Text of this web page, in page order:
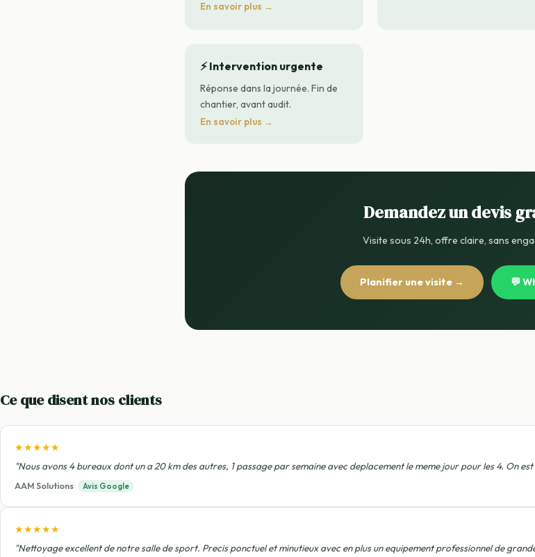
En savoir plus →
⚡ Intervention urgente
Réponse dans la journée. Fin de
chantier, avant audit.
En savoir plus →
Demandez un devis
Visite sous 24h, offre claire, sans
Planifier une visite → 💬
Ce que disent nos clients
★★★★★
"Nous avons 4 bureaux dont un a 20 km des autres, 1 passage par semaine avec deplacement le meme jour pour les 4. On
AAM Solutions Avis Google
★★★★★
"Nettoyage excellent de notre salle de sport. Precis ponctuel et minutieux avec en plus un equipement professionnel de